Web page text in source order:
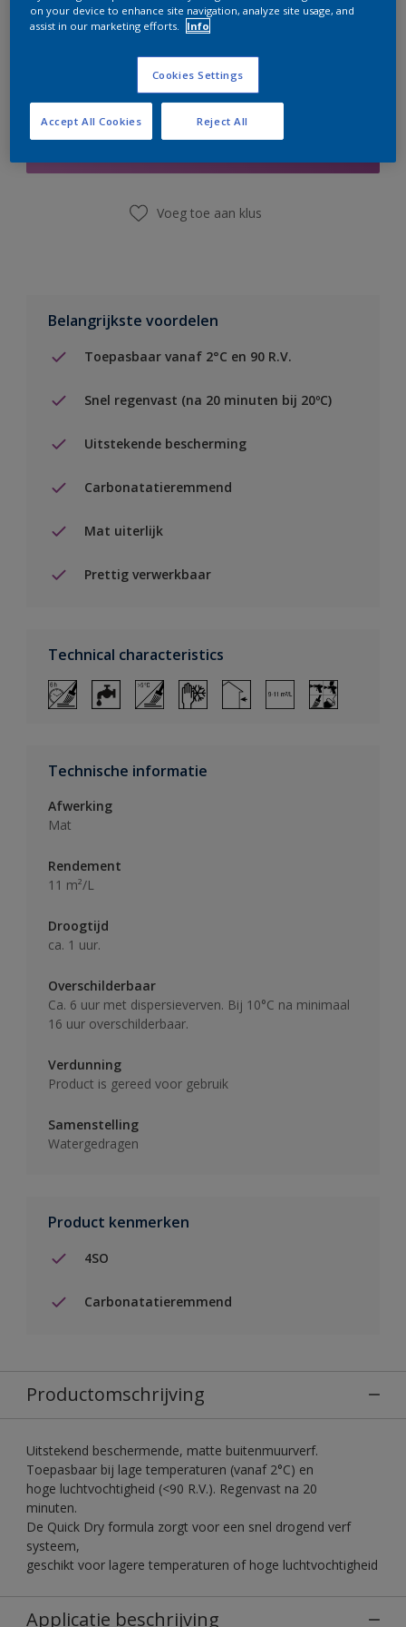
Boodschappenlijst
Voeg toe aan klus
Belangrijkste voordelen
Toepasbaar vanaf 2°C en 90 R.V.
Snel regenvast (na 20 minuten bij 20ºC)
Uitstekende bescherming
Carbonatatieremmend
Mat uiterlijk
Prettig verwerkbaar
Technical characteristics
Technische informatie
Afwerking
Mat
Rendement
11 m²/L
Droogtijd
ca. 1 uur.
Overschilderbaar
Ca. 6 uur met dispersieverven. Bij 10°C na minimaal
16 uur overschilderbaar.
Verdunning
Product is gereed voor gebruik
Samenstelling
Watergedragen
Product kenmerken
4SO
Carbonatatieremmend
Productomschrijving
Uitstekend beschermende, matte buitenmuurverf.
Toepasbaar bij lage temperaturen (vanaf 2°C) en
hoge luchtvochtigheid (<90 R.V.). Regenvast na 20
minuten.
De Quick Dry formula zorgt voor een snel drogend verf
systeem,
geschikt voor lagere temperaturen of hoge luchtvochtigheid
Applicatie beschrijving
on your device to enhance site navigation, analyze site usage, and
assist in our marketing efforts.
Info
Cookies Settings
Reject All
Accept All Cookies